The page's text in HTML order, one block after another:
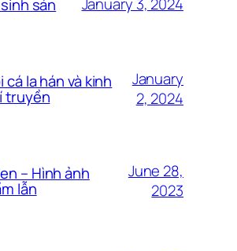
sản January 3, 2024
cá la hán và kinh
truyền
January
2, 2024
– Hình ảnh
lẫn
June 28,
2023